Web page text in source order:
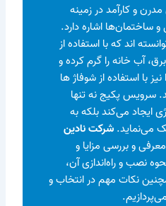
و کارآمد در زمینه
ساختمان‌ها اشاره دارد.
اند که با استفاده از
آب خانه را گرم کرده و
با استفاده از شوفاژ ها
سرویس پکیج نه تنها
ایجاد می‌کند بلکه به
می‌نماید.شرکت نادین
و بررسی مزایا و
نصب و راه‌اندازی آن،
نکات مهم در انتخاب و